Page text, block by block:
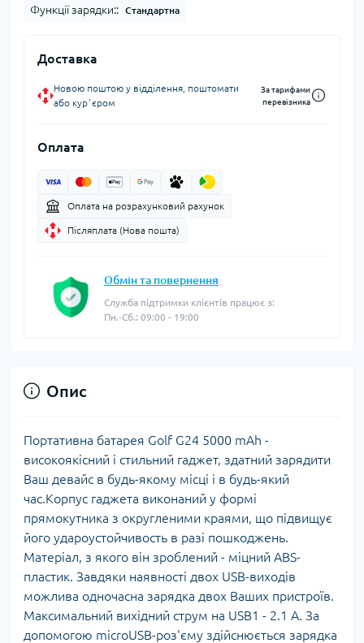
Функції зарядки:: Стандартна
Доставка
Новою поштою у відділення, поштомати
або курʼєром
За тарифами
перевізника
Оплата
Оплата на розрахунковий рахунок
Післяплата (Нова пошта)
Обмін та повернення
Служба підтримки клієнтів працює з:
Пн.-Сб.: 09:00 - 19:00
Опис
Портативна батарея Golf G24 5000 mAh -
високоякісний і стильний гаджет, здатний зарядити
Ваш девайс в будь-якому місці і в будь-який
час.Корпус гаджета виконаний у формі
прямокутника з округленими краями, що підвищує
його удароустойчивость в разі пошкоджень.
Матеріал, з якого він зроблений - міцний ABS-
пластик. Завдяки наявності двох USB-виходів
можлива одночасна зарядка двох Ваших пристроїв.
Максимальний вихідний струм на USB1 - 2.1 A. За
допомогою microUSB-роз'єму здійснюється зарядка